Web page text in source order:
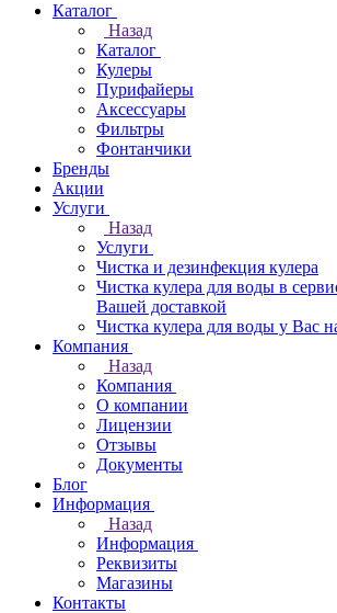
Каталог
Назад
Каталог
Кулеры
Пурифайеры
Аксессуары
Фильтры
Фонтанчики
Бренды
Акции
Услуги
Назад
Услуги
Чистка и дезинфекция кулера
Чистка кулера для воды в
Вашей доставкой
Чистка кулера для воды у Вас
Компания
Назад
Компания
О компании
Лицензии
Отзывы
Документы
Блог
Информация
Назад
Информация
Реквизиты
Магазины
Контакты